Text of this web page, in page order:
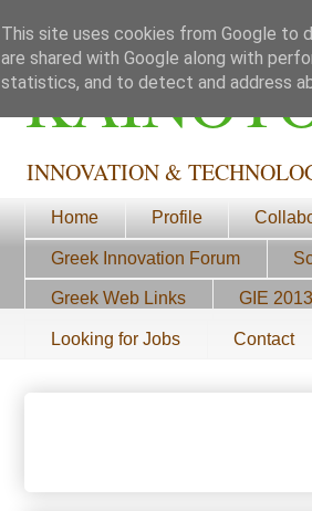
INNOVATION &
Home Profile
Greek Innovation Forum
Greek Web Links GIE 2013
Looking for Jobs Contact
This site uses cookies from Google to
are shared with Google along with
statistics, and to detect and address